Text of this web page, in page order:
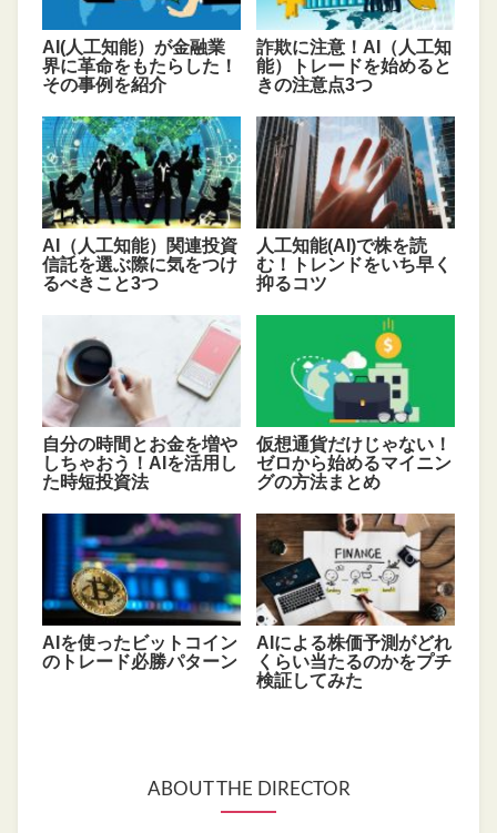
AI(人工知能）が金融業
界に革命をもたらした！
その事例を紹介
詐欺に注意！AI（人工知
能）トレードを始めると
きの注意点3つ
AI（人工知能）関連投資
信託を選ぶ際に気をつけ
るべきこと3つ
人工知能(AI)で株を読
む！トレンドをいち早く
抑るコツ
自分の時間とお金を増や
しちゃおう！AIを活用し
た時短投資法
仮想通貨だけじゃない！
ゼロから始めるマイニン
グの方法まとめ
AIを使ったビットコイン
のトレード必勝パターン
AIによる株価予測がどれ
くらい当たるのかをプチ
検証してみた
ABOUT THE DIRECTOR